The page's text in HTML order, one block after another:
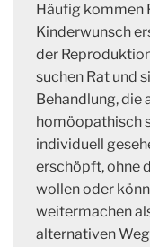
Häufig kommen
Kinderwunsch
der
suchen Rat und
Behandlung, die
homöopathisch
individuell
erschöpft, ohne
wollen oder
weitermachen
alternativen